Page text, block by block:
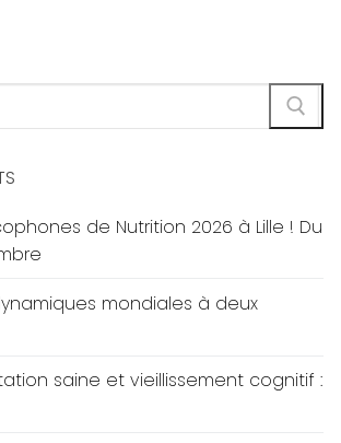
de Nutrition 2026 à Lille ! Du
mondiales à deux
saine et vieillissement cognitif :